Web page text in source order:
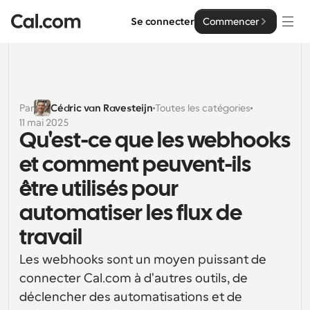
Se connecter Commencer
Solutions
Par taille d'équipe
Pour les particuliers
Planification personnelle simplifiée
Planification collaborative pour les groupes
Pour les organisations
Planification pour les grandes équipes, avec plus de
contrôle et de sécurité
Pour les entreprises
Entreprise
Développeur
Documentation des développeurs
Documentation pour la plateforme Cal.com
API
Ressources
Police : Cal Sans UI et texte
Notre propre police de caractères variable pour la
Tarification
Par Cédric van Ravesteijn Toutes les catégories
11 mai 2025
Qu'est-ce que les webhooks
et comment peuvent-ils
être utilisés pour
automatiser les flux de
travail
Les webhooks sont un moyen puissant de
connecter Cal.com à d'autres outils, de
déclencher des automatisations et de